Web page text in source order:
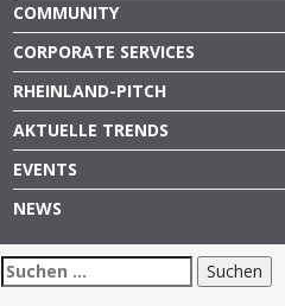
COMMUNITY
CORPORATE SERVICES
RHEINLAND-PITCH
AKTUELLE TRENDS
EVENTS
NEWS
Suchen
nach: